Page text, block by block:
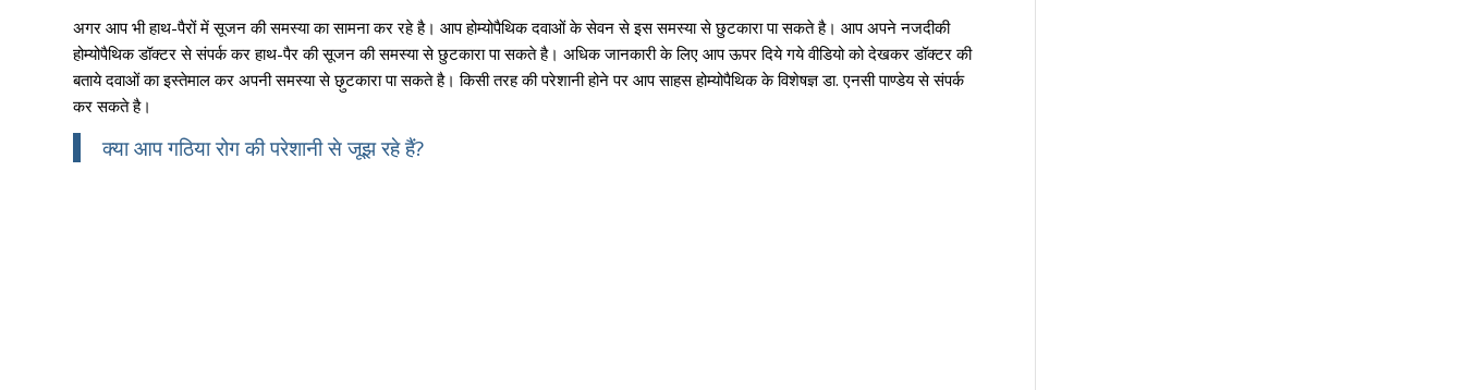
अगर आप भी हाथ-पैरों में सूजन की समस्या का सामना कर रहे है। आप होम्योपैथिक दवाओं के सेवन से इस समस्या से छुटकारा पा सकते है। आप अपने नजदीकी
होम्योपैथिक डॉक्टर से संपर्क कर हाथ-पैर की सूजन की समस्या से छुटकारा पा सकते है। अधिक जानकारी के लिए आप ऊपर दिये गये वीडियो को देखकर डॉक्टर की
बताये दवाओं का इस्तेमाल कर अपनी समस्या से छ़ुटकारा पा सकते है। किसी तरह की परेशानी होने पर आप साहस होम्योपैथिक के विशेषज्ञ डा. एनसी पाण्डेय से संपर्क
कर सकते है।
क्या आप गठिया रोग की परेशानी से जूझ रहे हैं?